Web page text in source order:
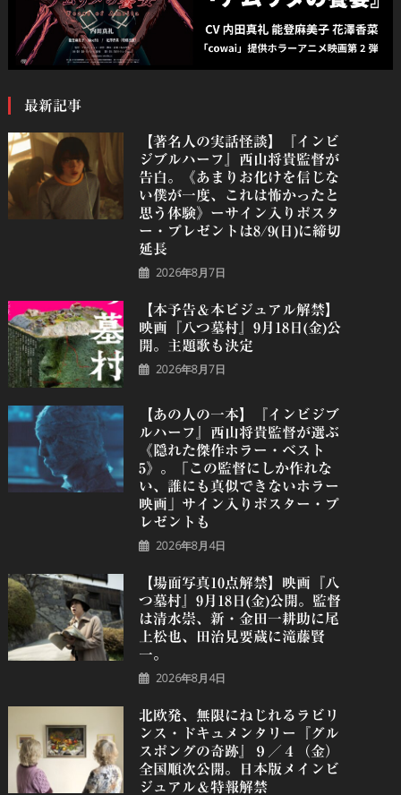
最新記事
【著名人の実話怪談】『インビ
ジブルハーフ』⻄⼭将貴監督が
告白。《あまりお化けを信じな
い僕が一度、これは怖かったと
思う体験》ーサイン入りポスタ
ー・プレゼントは8/9(日)に締切
延長
2026年8月7日
【本予告＆本ビジュアル解禁】
映画『八つ墓村』9月18日(金)公
開。主題歌も決定
2026年8月7日
【あの人の一本】『インビジブ
ルハーフ』⻄⼭将貴監督が選ぶ
《隠れた傑作ホラー・ベスト
5》。「この監督にしか作れな
い、誰にも真似できないホラー
映画」サイン入りポスター・プ
レゼントも
2026年8月4日
【場面写真10点解禁】映画『八
つ墓村』9月18日(金)公開。監督
は清水崇、新・金田一耕助に尾
上松也、田治見要蔵に滝藤賢
一。
2026年8月4日
北欧発、無限にねじれるラビリ
ンス・ドキュメンタリー『グル
スポングの奇跡』９／４（金）
全国順次公開。日本版メインビ
ジュアル＆特報解禁